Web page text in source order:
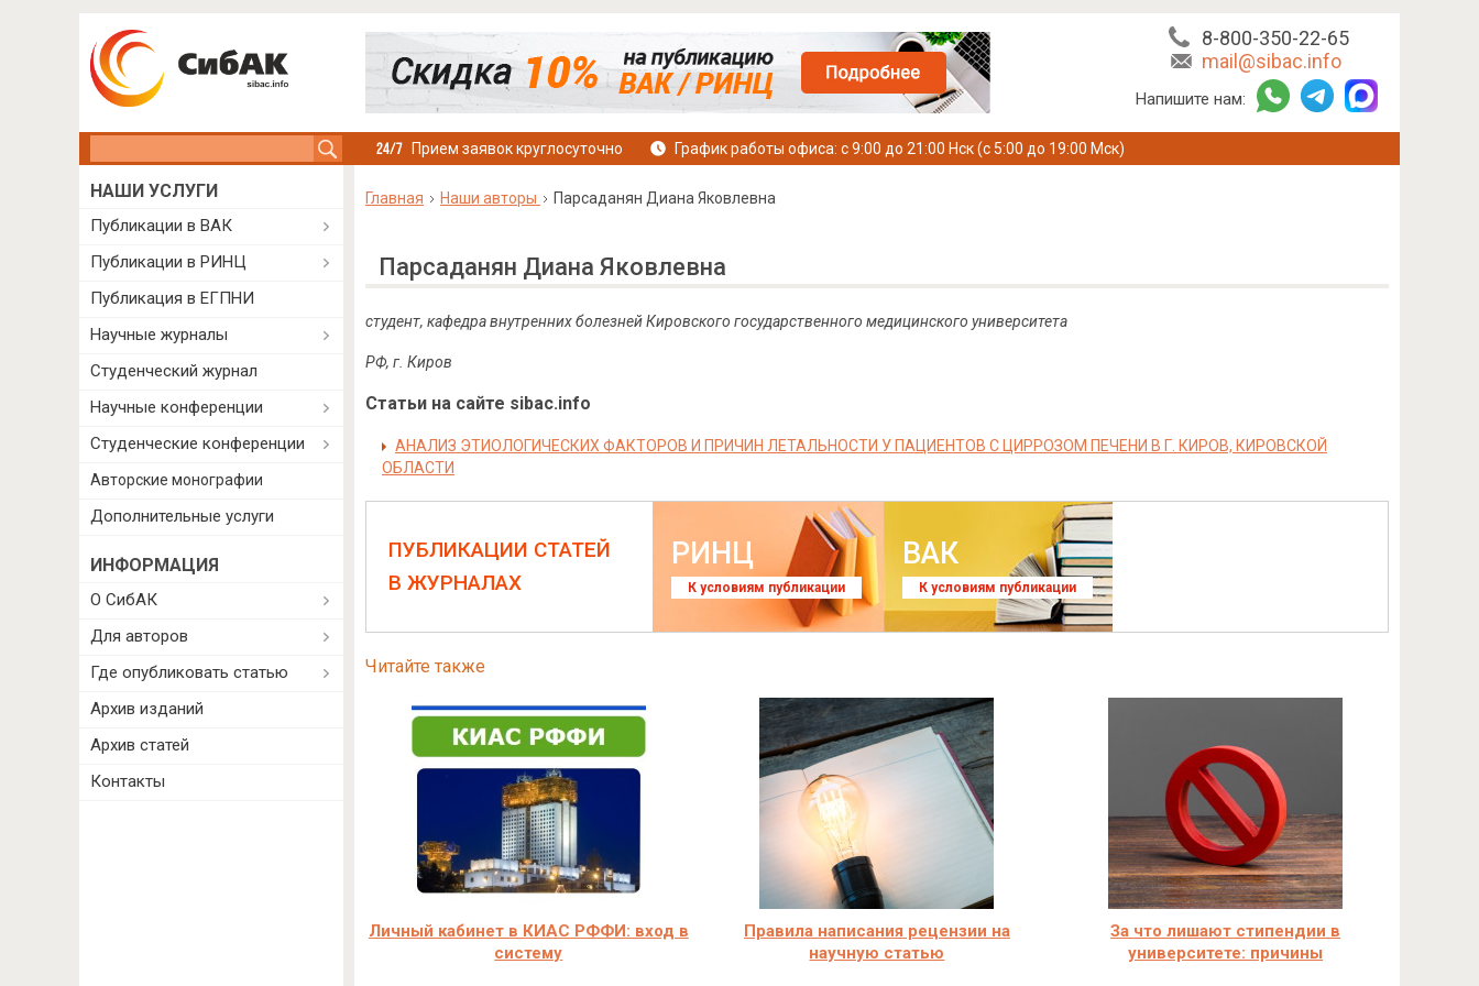
8-800-350-22-65
mail@sibac.info
Напишите нам:
Прием заявок круглосуточно График работы офиса: с 9:00 до 21:00 Нск (с 5:00 до 19:00 Мск)
Главная Наши авторы Парсаданян Диана Яковлевна
Парсаданян Диана Яковлевна
студент, кафедра внутренних болезней Кировского государственного медицинского университета
РФ, г. Киров
Статьи на сайте sibac.info
АНАЛИЗ ЭТИОЛОГИЧЕСКИХ ФАКТОРОВ И ПРИЧИН ЛЕТАЛЬНОСТИ У ПАЦИЕНТОВ С ЦИРРОЗОМ ПЕЧЕНИ В Г. КИРОВ, КИРОВСКОЙ
ОБЛАСТИ
ПУБЛИКАЦИИ СТАТЕЙ
В ЖУРНАЛАХ
РИНЦ
К условиям публикации
ВАК
К условиям публикации
Читайте также
Личный кабинет в КИАС РФФИ: вход в
систему
Правила написания рецензии на
научную статью
За что лишают стипендии в
университете: причины
НАШИ УСЛУГИ
Публикации в ВАК
Публикации в РИНЦ
Публикация в ЕГПНИ
Научные журналы
Студенческий журнал
Научные конференции
Студенческие конференции
Авторские монографии
Дополнительные услуги
ИНФОРМАЦИЯ
О СибАК
Для авторов
Где опубликовать статью
Архив изданий
Архив статей
Контакты